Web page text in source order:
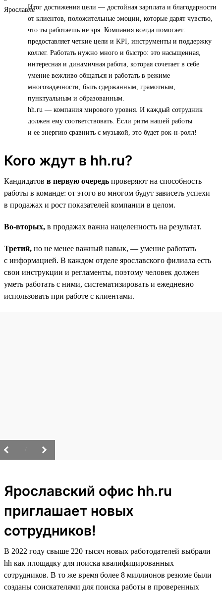
Итог достижения цели — достойная зарплата и благодарности
от клиентов, положительные эмоции, которые дарят чувство,
что ты работаешь не зря. Компания всегда помогает:
предоставляет четкие цели и KPI, инструменты и поддержку
коллег. Работать нужно много и быстро: это насыщенная,
интересная и динамичная работа, которая сочетает в себе
умение вежливо общаться и работать в режиме
многозадачности, быть сдержанным, грамотным,
пунктуальным и образованным.
hh.ru — компания мирового уровня. И каждый сотрудник
должен ему соответствовать. Если ритм нашей работы
и ее энергию сравнить с музыкой, это будет рок-н-ролл!
Кого ждут в hh.ru?
Кандидатов в первую очередь проверяют на способность
работы в команде: от этого во многом будут зависеть успехи
в продажах и рост показателей компании в целом.
Во-вторых, в продажах важна нацеленность на результат.
Третий, но не менее важный навык, — умение работать
с информацией. В каждом отделе ярославского филиала есть
свои инструкции и регламенты, поэтому человек должен
уметь работать с ними, систематизировать и ежедневно
использовать при работе с клиентами.
Ярославский офис hh.ru
приглашает новых
сотрудников!
В 2022 году свыше 220 тысяч новых работодателей выбрали
hh как площадку для поиска квалифицированных
сотрудников. В то же время более 8 миллионов резюме были
созданы соискателями для поиска работы в проверенных